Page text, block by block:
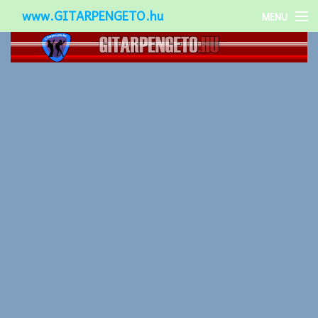
www.GITARPENGETO.hu MENU
Népszerű-